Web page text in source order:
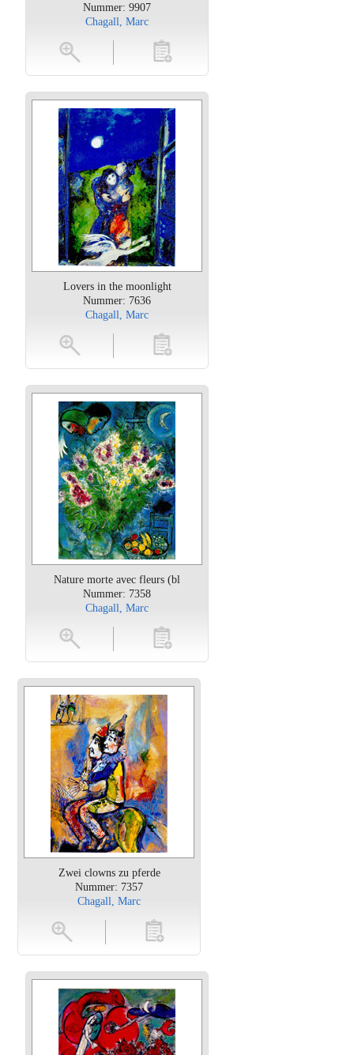
Nummer: 9907
Chagall, Marc
toevoegen
Lovers in the moonlight
Nummer: 7636
Chagall, Marc
toevoegen
Nature morte avec fleurs (bl
Nummer: 7358
Chagall, Marc
toevoegen
Zwei clowns zu pferde
Nummer: 7357
Chagall, Marc
toevoegen